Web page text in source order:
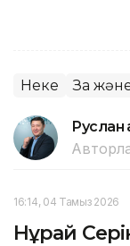
Неке Заң
Руслан
16:14, 04 Тамыз 2026
Нұрай